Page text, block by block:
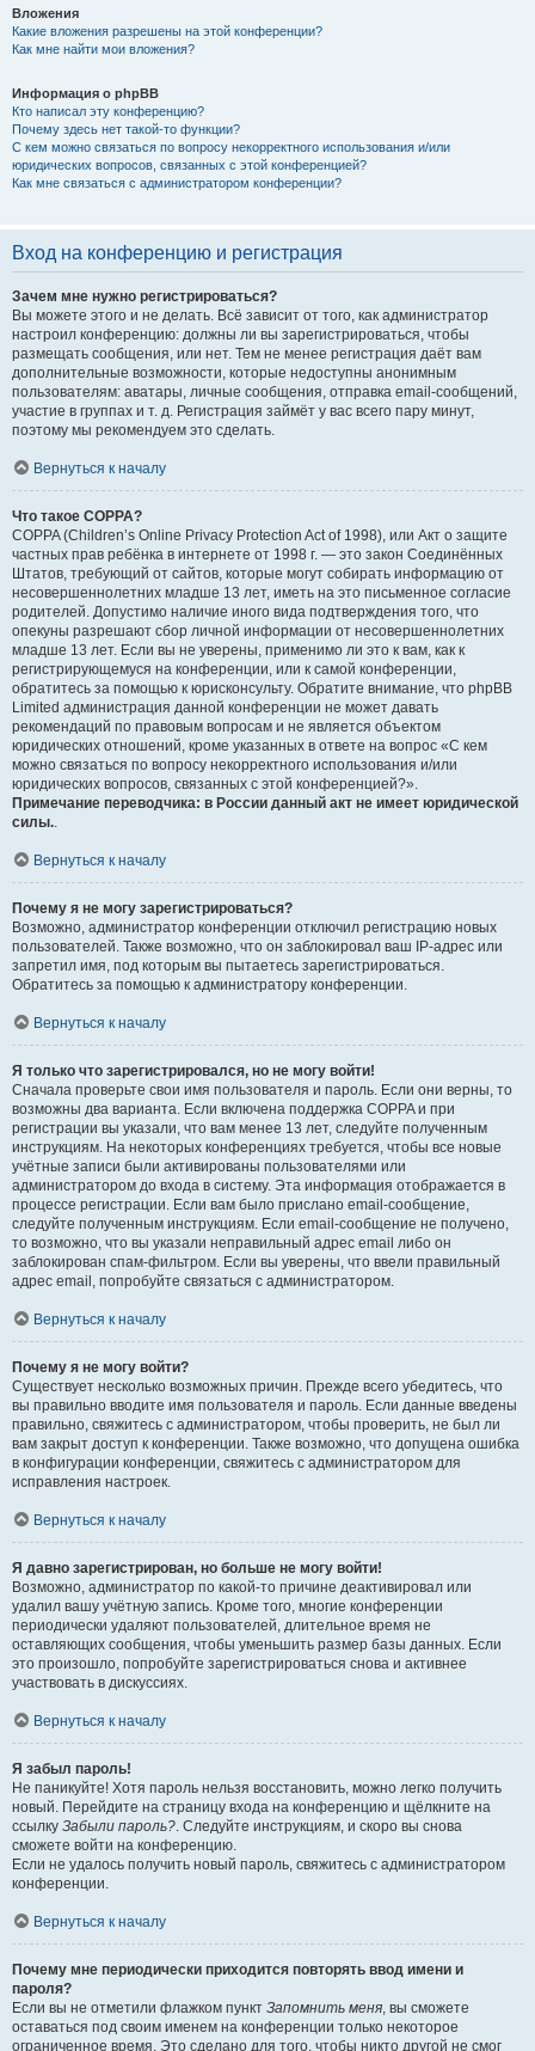
Вложения
Какие вложения разрешены на этой конференции?
Как мне найти мои вложения?
Информация о phpBB
Кто написал эту конференцию?
Почему здесь нет такой-то функции?
С кем можно связаться по вопросу некорректного использования и/или
юридических вопросов, связанных с этой конференцией?
Как мне связаться с администратором конференции?
Вход на конференцию и регистрация
Зачем мне нужно регистрироваться?
Вы можете этого и не делать. Всё зависит от того, как администратор
настроил конференцию: должны ли вы зарегистрироваться, чтобы
размещать сообщения, или нет. Тем не менее регистрация даёт вам
дополнительные возможности, которые недоступны анонимным
пользователям: аватары, личные сообщения, отправка email-сообщений,
участие в группах и т. д. Регистрация займёт у вас всего пару минут,
поэтому мы рекомендуем это сделать.
Вернуться к началу
Что такое COPPA?
COPPA (Children’s Online Privacy Protection Act of 1998), или Акт о защите
частных прав ребёнка в интернете от 1998 г. — это закон Соединённых
Штатов, требующий от сайтов, которые могут собирать информацию от
несовершеннолетних младше 13 лет, иметь на это письменное согласие
родителей. Допустимо наличие иного вида подтверждения того, что
опекуны разрешают сбор личной информации от несовершеннолетних
младше 13 лет. Если вы не уверены, применимо ли это к вам, как к
регистрирующемуся на конференции, или к самой конференции,
обратитесь за помощью к юрисконсульту. Обратите внимание, что phpBB
Limited администрация данной конференции не может давать
рекомендаций по правовым вопросам и не является объектом
юридических отношений, кроме указанных в ответе на вопрос «С кем
можно связаться по вопросу некорректного использования и/или
юридических вопросов, связанных с этой конференцией?».
Примечание переводчика: в России данный акт не имеет юридической
силы..
Вернуться к началу
Почему я не могу зарегистрироваться?
Возможно, администратор конференции отключил регистрацию новых
пользователей. Также возможно, что он заблокировал ваш IP-адрес или
запретил имя, под которым вы пытаетесь зарегистрироваться.
Обратитесь за помощью к администратору конференции.
Вернуться к началу
Я только что зарегистрировался, но не могу войти!
Сначала проверьте свои имя пользователя и пароль. Если они верны, то
возможны два варианта. Если включена поддержка COPPA и при
регистрации вы указали, что вам менее 13 лет, следуйте полученным
инструкциям. На некоторых конференциях требуется, чтобы все новые
учётные записи были активированы пользователями или
администратором до входа в систему. Эта информация отображается в
процессе регистрации. Если вам было прислано email-сообщение,
следуйте полученным инструкциям. Если email-сообщение не получено,
то возможно, что вы указали неправильный адрес email либо он
заблокирован спам-фильтром. Если вы уверены, что ввели правильный
адрес email, попробуйте связаться с администратором.
Вернуться к началу
Почему я не могу войти?
Существует несколько возможных причин. Прежде всего убедитесь, что
вы правильно вводите имя пользователя и пароль. Если данные введены
правильно, свяжитесь с администратором, чтобы проверить, не был ли
вам закрыт доступ к конференции. Также возможно, что допущена ошибка
в конфигурации конференции, свяжитесь с администратором для
исправления настроек.
Вернуться к началу
Я давно зарегистрирован, но больше не могу войти!
Возможно, администратор по какой-то причине деактивировал или
удалил вашу учётную запись. Кроме того, многие конференции
периодически удаляют пользователей, длительное время не
оставляющих сообщения, чтобы уменьшить размер базы данных. Если
это произошло, попробуйте зарегистрироваться снова и активнее
участвовать в дискуссиях.
Вернуться к началу
Я забыл пароль!
Не паникуйте! Хотя пароль нельзя восстановить, можно легко получить
новый. Перейдите на страницу входа на конференцию и щёлкните на
ссылку Забыли пароль?. Следуйте инструкциям, и скоро вы снова
сможете войти на конференцию.
Если не удалось получить новый пароль, свяжитесь с администратором
конференции.
Вернуться к началу
Почему мне периодически приходится повторять ввод имени и
пароля?
Если вы не отметили флажком пункт Запомнить меня, вы сможете
оставаться под своим именем на конференции только некоторое
ограниченное время. Это сделано для того, чтобы никто другой не смог